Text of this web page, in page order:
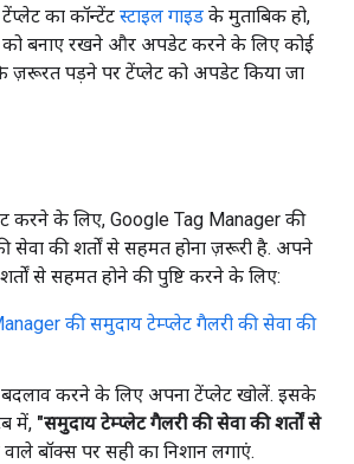
का कॉन्टेंट स्टाइल गाइड के मुताबिक हो,
बनाए रखने और अपडेट करने के लिए कोई
ज़रूरत पड़ने पर टेंप्लेट को अपडेट किया जा
करने के लिए, Google Tag Manager की
सेवा की शर्तों से सहमत होना ज़रूरी है. अपने
से सहमत होने की पुष्टि करने के लिए:
की समुदाय टेम्प्लेट गैलरी की सेवा की
बदलाव करने के लिए अपना टेंप्लेट खोलें. इसके
में, "समुदाय टेम्प्लेट गैलरी की सेवा की शर्तों से
बॉक्स पर सही का निशान लगाएं.